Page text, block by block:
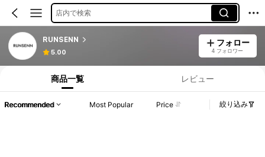
店内で検索
RUNSENN
5.00
フォロー
4 フォロワー
商品一覧 レビュー
Recommended Most Popular Price 絞り込み